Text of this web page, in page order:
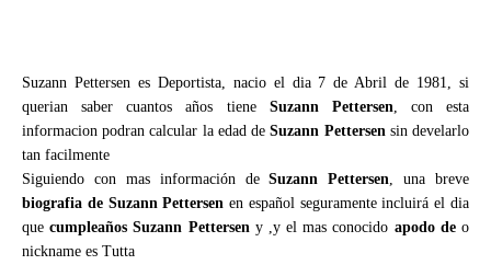
Suzann Pettersen es Deportista, nacio el dia 7 de Abril de 1981, si
querian saber cuantos años tiene Suzann Pettersen, con esta
informacion podran calcular la edad deSuzann Pettersensin develarlo
tan facilmente
Siguiendo con mas información deSuzann Pettersen, una breve
biografia de Suzann Pettersen en español seguramente incluirá el dia
quecumpleaños Suzann Petterseny ,y el mas conocido apodo deo
nickname es Tutta